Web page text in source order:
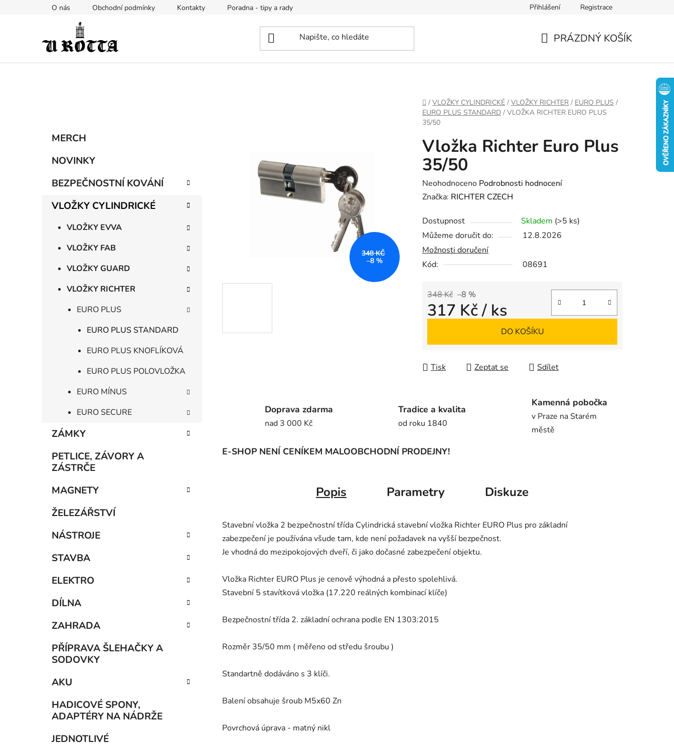
O nás Obchodní podmínky Kontakty Poradna - tipy a rady Přihlášení Registrace
PRÁZDNÝ KOŠÍK
DOMŮ
/ VLOŽKY CYLINDRICKÉ / VLOŽKY RICHTER / EURO PLUS /
EURO PLUS STANDARD / VLOŽKA RICHTER EURO PLUS
35/50
Přeskočit
kategorie
MERCH
NOVINKY
BEZPEČNOSTNÍ KOVÁNÍ
VLOŽKY CYLINDRICKÉ
VLOŽKY EVVA
VLOŽKY FAB
VLOŽKY GUARD
VLOŽKY RICHTER
EURO PLUS
EURO PLUS STANDARD
EURO PLUS KNOFLÍKOVÁ
EURO PLUS POLOVLOŽKA
EURO MÍNUS
EURO SECURE
ZÁMKY
PETLICE, ZÁVORY A
ZÁSTRČE
MAGNETY
ŽELEZÁŘSTVÍ
NÁSTROJE
STAVBA
ELEKTRO
DÍLNA
ZAHRADA
PŘÍPRAVA ŠLEHAČKY A
SODOVKY
AKU
HADICOVÉ SPONY,
ADAPTÉRY NA NÁDRŽE
JEDNOTLIVÉ
Vložka Richter Euro Plus
35/50
Průměrné
hodnocení
je
0,0
z
5
Neohodnoceno Podrobnosti hodnocení
Značka: RICHTER CZECH
Dostupnost Skladem (>5 ks)
Můžeme doručit do:
12.8.2026
Možnosti doručení
Kód:
08691
348 Kč –8 %
317 Kč/ ks
DO KOŠÍKU
Tisk Zeptat se Sdílet
348 KČ
–8 %
Doprava zdarma
nad 3 000 Kč
Tradice a kvalita
od roku 1840
Kamenná pobočka
v Praze na Starém
městě
E-SHOP NENÍ CENÍKEM MALOOBCHODNÍ PRODEJNY!
Popis Parametry Diskuze
Stavební vložka 2 bezpečnostní třída Cylindrická stavební vložka Richter EURO Plus pro základní
zabezpečení je používána všude tam, kde není požadavek na vyšší bezpečnost.
Je vhodná do mezipokojových dveří, či jako dočasné zabezpečení objektu.
Vložka Richter EURO Plus je cenově výhodná a přesto spolehlivá.
Stavební 5 stavítková vložka (17.220 reálných kombinací klíče)
Bezpečnostní třída 2. základní ochrana podle EN 1303:2015
Rozměr 35/50 mm ( měřeno od středu šroubu )
Standartně dodáváno s 3 klíči.
Balení obsahuje šroub M5x60 Zn
Povrchová úprava - matný nikl